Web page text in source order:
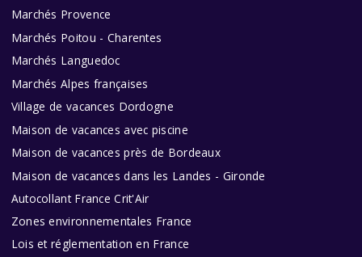
Marchés Provence
Marchés Poitou - Charentes
Marchés Languedoc
Marchés Alpes françaises
Village de vacances Dordogne
Maison de vacances avec piscine
Maison de vacances près de Bordeaux
Maison de vacances dans les Landes - Gironde
Autocollant France Crit'Air
Zones environnementales France
Lois et réglementation en France